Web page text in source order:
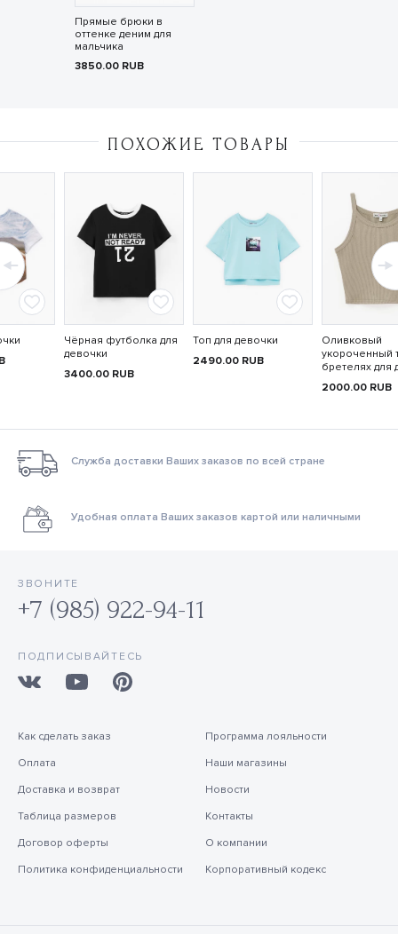
Прямые брюки в
оттенке деним для
мальчика
3850.00 RUB
ПОХОЖИЕ ТОВАРЫ
Чёрная футболка для
девочки
3400.00 RUB
Топ для девочки
2490.00 RUB
Оливковый
укороченный
бретелях для
2000.00 RUB
Служба доставки Ваших заказов по всей стране
Удобная оплата Ваших заказов картой или наличными
ЗВОНИТЕ
+7 (985) 922-94-11
ПОДПИСЫВАЙТЕСЬ
Как сделать заказ
Оплата
Доставка и возврат
Таблица размеров
Договор оферты
Политика конфиденциальности
Программа лояльности
Наши магазины
Новости
Контакты
О компании
Корпоративный кодекс